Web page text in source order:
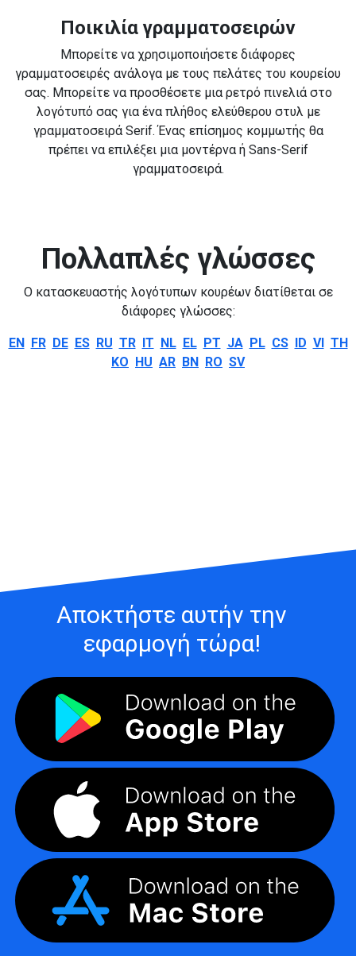
Ποικιλία γραμματοσειρών
Μπορείτε να χρησιμοποιήσετε διάφορες
γραμματοσειρές ανάλογα με τους πελάτες του κουρείου
σας. Μπορείτε να προσθέσετε μια ρετρό πινελιά στο
λογότυπό σας για ένα πλήθος ελεύθερου στυλ με
γραμματοσειρά Serif. Ένας επίσημος κομμωτής θα
πρέπει να επιλέξει μια μοντέρνα ή Sans-Serif
γραμματοσειρά.
Πολλαπλές γλώσσες
Ο κατασκευαστής λογότυπων κουρέων διατίθεται σε
διάφορες γλώσσες:
EN FR DE ES RU TR IT NL EL PT JA PL CS ID VI TH
KO HU AR BN RO SV
Αποκτήστε αυτήν την
εφαρμογή τώρα!